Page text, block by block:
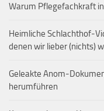
Warum Pflegefachkraft
Heimliche Schlachthof-
denen wir lieber (nichts)
Geleakte Anom-
herumführen